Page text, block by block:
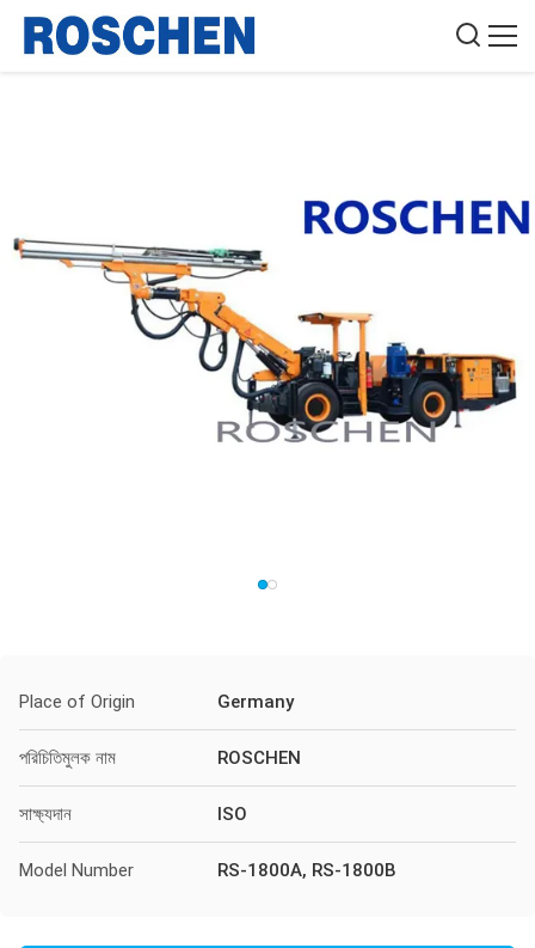
Place of Origin Germany
পরিচিতিমুলক নাম ROSCHEN
সাক্ষ্যদান ISO
Model Number RS-1800A, RS-1800B